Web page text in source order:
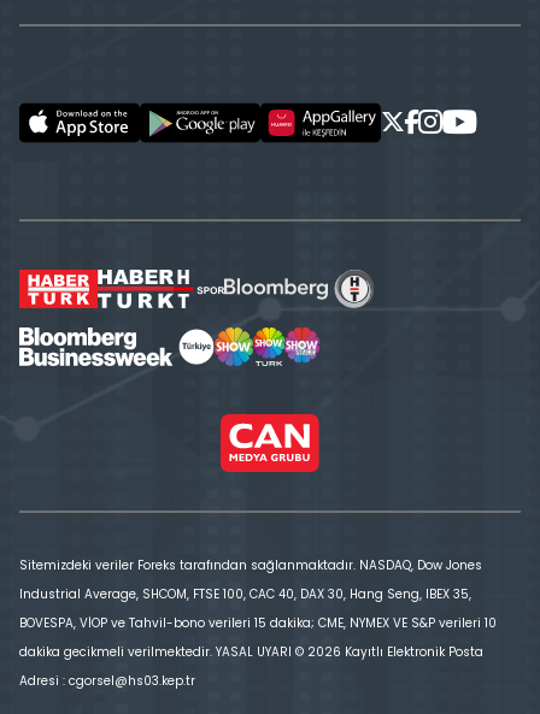
Sitemizdeki veriler Foreks tarafından sağlanmaktadır. NASDAQ, Dow Jones
Industrial Average, SHCOM, FTSE 100, CAC 40, DAX 30, Hang Seng, IBEX 35,
BOVESPA, VİOP ve Tahvil-bono verileri 15 dakika; CME, NYMEX VE S&P verileri 10
dakika gecikmeli verilmektedir. YASAL UYARI © 2026 Kayıtlı Elektronik Posta
Adresi : cgorsel@hs03.kep.tr